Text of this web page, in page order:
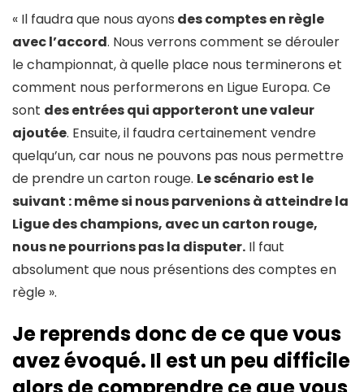
« Il faudra que nous ayons des comptes en règle
avec l’accord. Nous verrons comment se dérouler
le championnat, à quelle place nous terminerons et
comment nous performerons en Ligue Europa. Ce
sont des entrées qui apporteront une valeur
ajoutée. Ensuite, il faudra certainement vendre
quelqu’un, car nous ne pouvons pas nous permettre
de prendre un carton rouge. Le scénario est le
suivant : même si nous parvenions à atteindre la
Ligue des champions, avec un carton rouge,
nous ne pourrions pas la disputer. Il faut
absolument que nous présentions des comptes en
règle ».
Je reprends donc de ce que vous
avez évoqué. Il est un peu difficile